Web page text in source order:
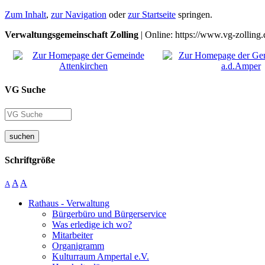
Zum Inhalt, zur Navigation oderzur Startseite springen.
Verwaltungsgemeinschaft Zolling | Online: https://www.vg-
VG Suche
suchen
Schriftgröße
A A A
Rathaus - Verwaltung
Bürgerbüro und Bürgerservice
Was erledige ich wo?
Mitarbeiter
Organigramm
Kulturraum Ampertal e.V.